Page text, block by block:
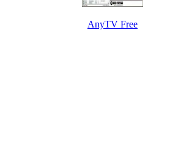
AnyTV Free